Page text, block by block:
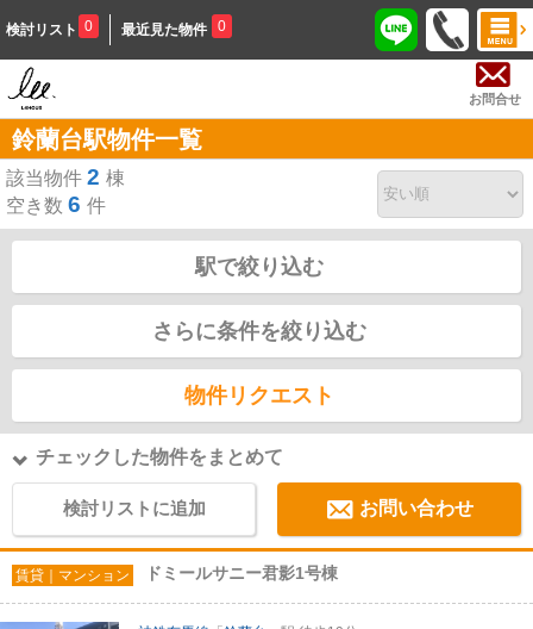
検討リスト 0 最近見た物件 0
お問合せ
鈴蘭台駅物件一覧
該当物件 2 棟
空き数 6 件
駅で絞り込む
さらに条件を絞り込む
物件リクエスト
チェックした物件をまとめて
検討リストに追加 お問い合わせ
賃貸｜マンション ドミールサニー君影1号棟